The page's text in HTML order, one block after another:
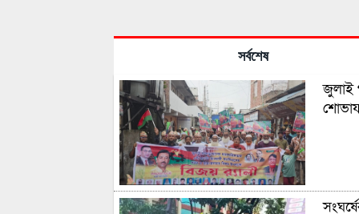
সর্বশেষ
জুলাই